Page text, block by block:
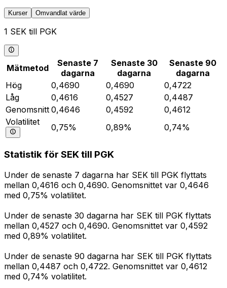
Kurser Omvandlat värde
1 SEK till PGK
Mätmetod
Senaste 7
dagarna
Senaste 30
dagarna
Senaste 90
dagarna
Hög
0,4690 0,4690
0,4722
Låg
0,4616 0,4527
0,4487
Genomsnitt 0,4646 0,4592
0,4612
Volatilitet
0,75% 0,89% 0,74%
Statistik för SEK till PGK
Under de senaste 7 dagarna har SEK till PGK flyttats
mellan 0,4616 och 0,4690. Genomsnittet var 0,4646
med 0,75% volatilitet.
Under de senaste 30 dagarna har SEK till PGK flyttats
mellan 0,4527 och 0,4690. Genomsnittet var 0,4592
med 0,89% volatilitet.
Under de senaste 90 dagarna har SEK till PGK flyttats
mellan 0,4487 och 0,4722. Genomsnittet var 0,4612
med 0,74% volatilitet.